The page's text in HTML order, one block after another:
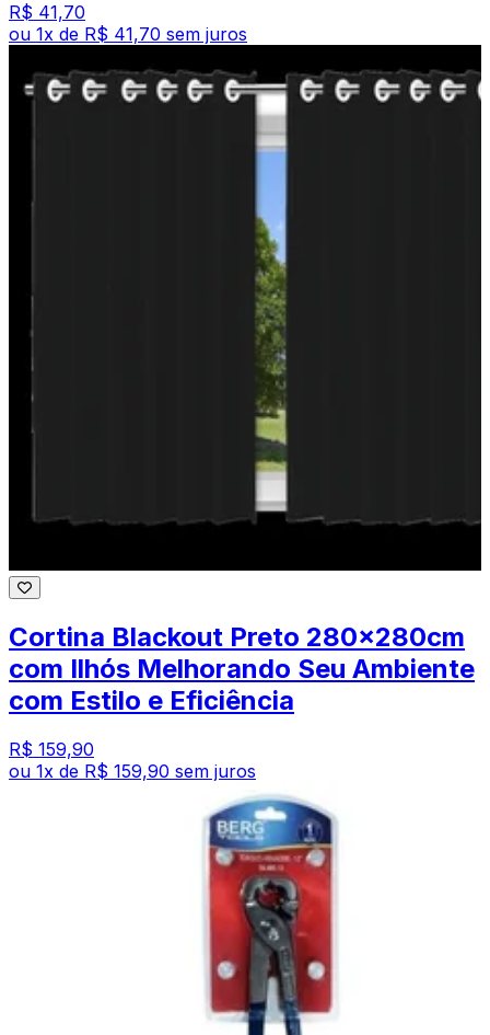
R$ 41,70
ou 1x de R$ 41,70 sem juros
Cortina Blackout Preto 280x280cm
com Ilhós Melhorando Seu Ambiente
com Estilo e Eficiência
R$ 159,90
ou 1x de R$ 159,90 sem juros